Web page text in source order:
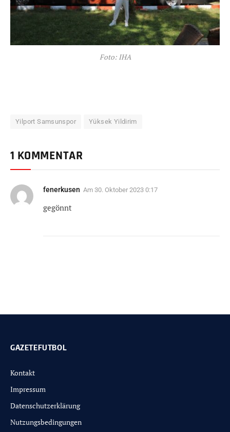
Foto: IHA
Yilport Samsunspor Yüksek Yildirim
1 KOMMENTAR
fenerkusen Am 30. Oktober 2023 0:17
gegönnt
GAZETEFUTBOL
Kontakt
Impressum
Datenschutzerklärung
Nutzungsbedingungen